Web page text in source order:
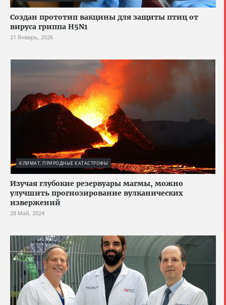
Создан прототип вакцины для защиты птиц от
вируса гриппа H5N1
21 Январь, 2026
КЛИМАТ, ПРИРОДНЫЕ КАТАСТРОФЫ
Изучая глубокие резервуары магмы, можно
улучшить прогнозирование вулканических
извержений
28 Май, 2024